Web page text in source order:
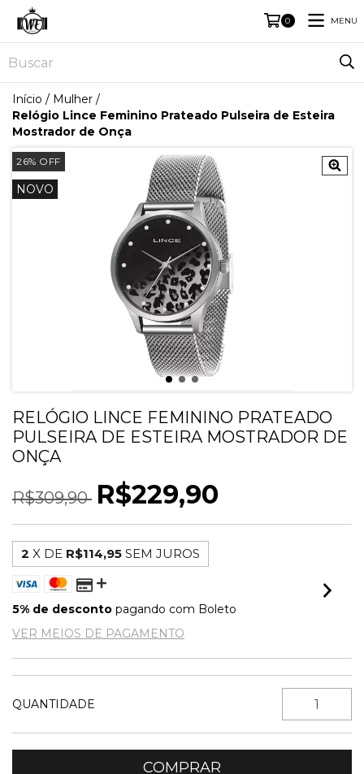
0 MENU
Início / Mulher /
Relógio Lince Feminino Prateado Pulseira de Esteira
Mostrador de Onça
26% OFF
NOVO
RELÓGIO LINCE FEMININO PRATEADO
PULSEIRA DE ESTEIRA MOSTRADOR DE
ONÇA
R$309,90 R$229,90
2 X DE R$114,95 SEM JUROS
5% de desconto pagando com Boleto
VER MEIOS DE PAGAMENTO
QUANTIDADE